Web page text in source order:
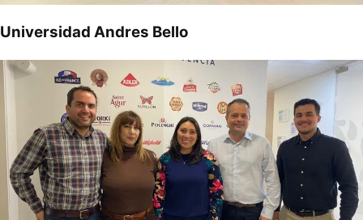
Universidad Andres Bello